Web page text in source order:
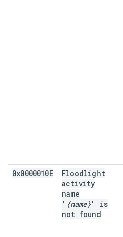
0x0000010E
Floodlight
activity
name
' {name}' is
not found